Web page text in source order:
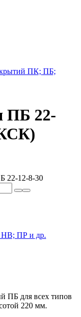
ПК; ПБ;
ПБ 22-
22-12-8-30
ПР и др.
ПБ для всех типов
220 мм.